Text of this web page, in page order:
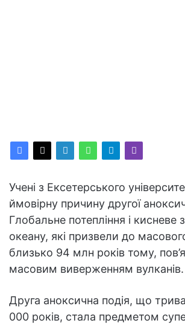
Учені з Ексетерського
ймовірну причину другої
Глобальне потепління і кисневе
океану, які призвели до
близько 94 млн років тому,
масовим виверженням вулканів.
Друга аноксична подія, що
000 років, стала предметом